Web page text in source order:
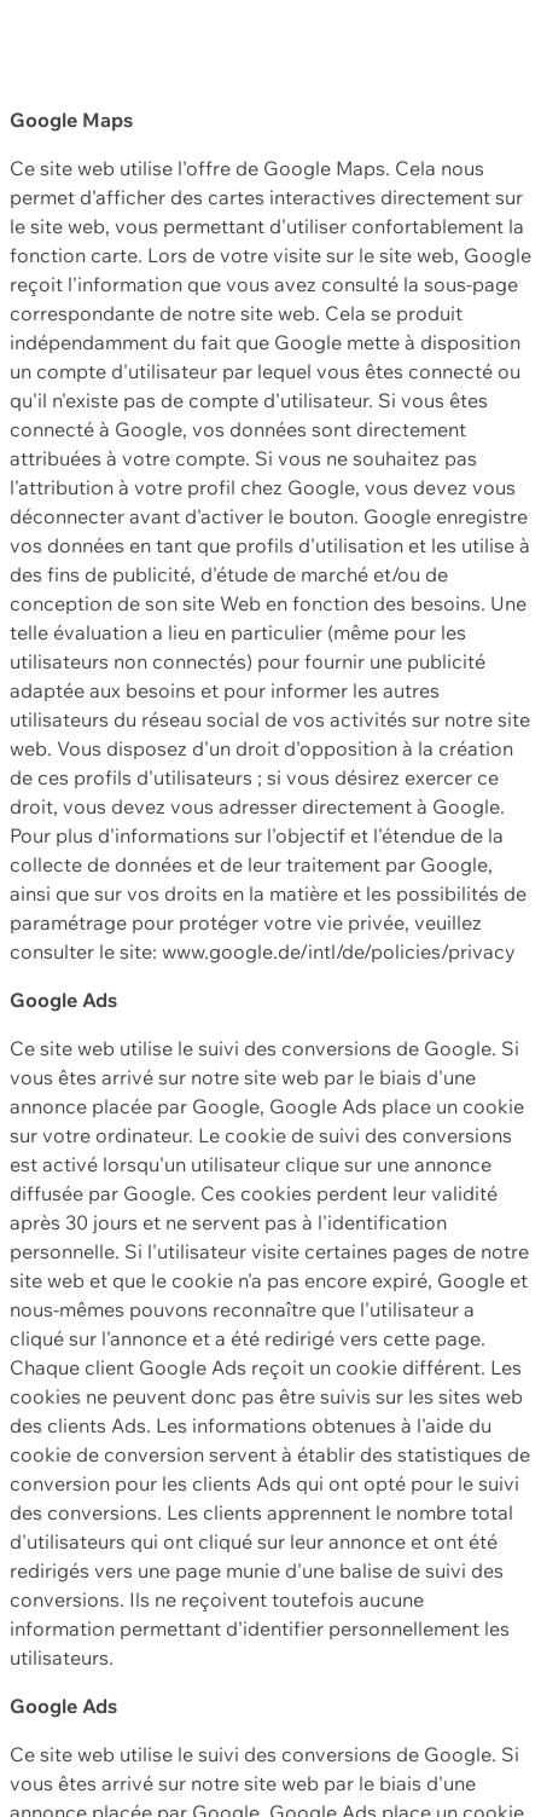
Google Maps
Ce site web utilise l'offre de Google Maps. Cela nous
permet d'afficher des cartes interactives directement sur
le site web, vous permettant d'utiliser confortablement la
fonction carte. Lors de votre visite sur le site web, Google
reçoit l'information que vous avez consulté la sous-page
correspondante de notre site web. Cela se produit
indépendamment du fait que Google mette à disposition
un compte d'utilisateur par lequel vous êtes connecté ou
qu'il n'existe pas de compte d'utilisateur. Si vous êtes
connecté à Google, vos données sont directement
attribuées à votre compte. Si vous ne souhaitez pas
l'attribution à votre profil chez Google, vous devez vous
déconnecter avant d'activer le bouton. Google enregistre
vos données en tant que profils d'utilisation et les utilise à
des fins de publicité, d'étude de marché et/ou de
conception de son site Web en fonction des besoins. Une
telle évaluation a lieu en particulier (même pour les
utilisateurs non connectés) pour fournir une publicité
adaptée aux besoins et pour informer les autres
utilisateurs du réseau social de vos activités sur notre site
web. Vous disposez d'un droit d'opposition à la création
de ces profils d'utilisateurs ; si vous désirez exercer ce
droit, vous devez vous adresser directement à Google.
Pour plus d'informations sur l'objectif et l'étendue de la
collecte de données et de leur traitement par Google,
ainsi que sur vos droits en la matière et les possibilités de
paramétrage pour protéger votre vie privée, veuillez
consulter le site: www.google.de/intl/de/policies/privacy
Google Ads
Ce site web utilise le suivi des conversions de Google. Si
vous êtes arrivé sur notre site web par le biais d'une
annonce placée par Google, Google Ads place un cookie
sur votre ordinateur. Le cookie de suivi des conversions
est activé lorsqu'un utilisateur clique sur une annonce
diffusée par Google. Ces cookies perdent leur validité
après 30 jours et ne servent pas à l'identification
personnelle. Si l'utilisateur visite certaines pages de notre
site web et que le cookie n'a pas encore expiré, Google et
nous-mêmes pouvons reconnaître que l'utilisateur a
cliqué sur l'annonce et a été redirigé vers cette page.
Chaque client Google Ads reçoit un cookie différent. Les
cookies ne peuvent donc pas être suivis sur les sites web
des clients Ads. Les informations obtenues à l'aide du
cookie de conversion servent à établir des statistiques de
conversion pour les clients Ads qui ont opté pour le suivi
des conversions. Les clients apprennent le nombre total
d'utilisateurs qui ont cliqué sur leur annonce et ont été
redirigés vers une page munie d'une balise de suivi des
conversions. Ils ne reçoivent toutefois aucune
information permettant d'identifier personnellement les
utilisateurs.
Google Ads
Ce site web utilise le suivi des conversions de Google. Si
vous êtes arrivé sur notre site web par le biais d'une